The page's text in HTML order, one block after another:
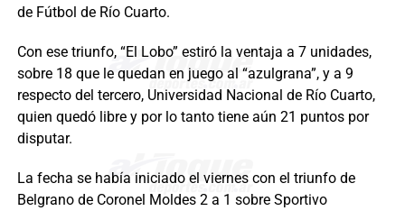
de Fútbol de Río Cuarto.
Con ese triunfo, “El Lobo” estiró la ventaja a 7 unidades,
sobre 18 que le quedan en juego al “azulgrana”, y a 9
respecto del tercero, Universidad Nacional de Río Cuarto,
quien quedó libre y por lo tanto tiene aún 21 puntos por
disputar.
La fecha se había iniciado el viernes con el triunfo de
Belgrano de Coronel Moldes 2 a 1 sobre Sportivo